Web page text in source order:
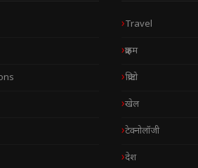
Travel
क्राइम
क्रिप्टो
खेल
टेक्नोलॉजी
देश